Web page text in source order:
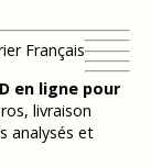
Français
en ligne pour
livraison
analysés et